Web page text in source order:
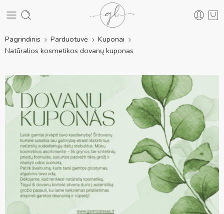
Pagrindinis Parduotuvė
Kuponai
Natūralios kosmetikos dovanų kuponas